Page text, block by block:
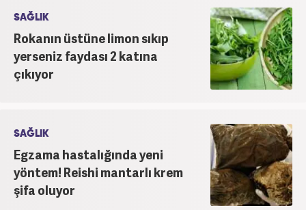
SAĞLIK
Rokanın üstüne limon sıkıp
yerseniz faydası 2 katına
çıkıyor
SAĞLIK
Egzama hastalığında yeni
yöntem! Reishi mantarlı krem
şifa oluyor